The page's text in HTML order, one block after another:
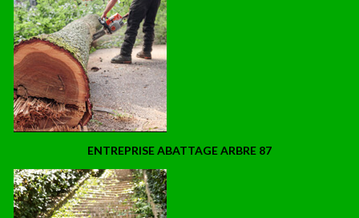
ENTREPRISE ABATTAGE ARBRE 87